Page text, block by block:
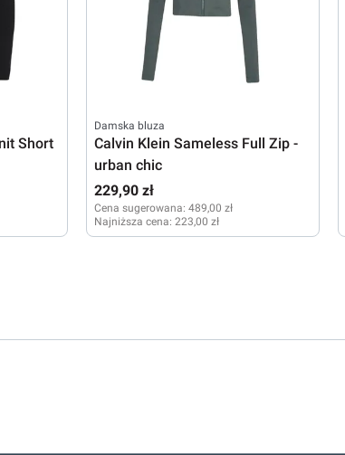
Short
Damska bluza
Calvin Klein Sameless Full Zip -
urban chic
229,90 zł
Cena sugerowana: 489,00 zł
Najniższa cena: 223,00 zł